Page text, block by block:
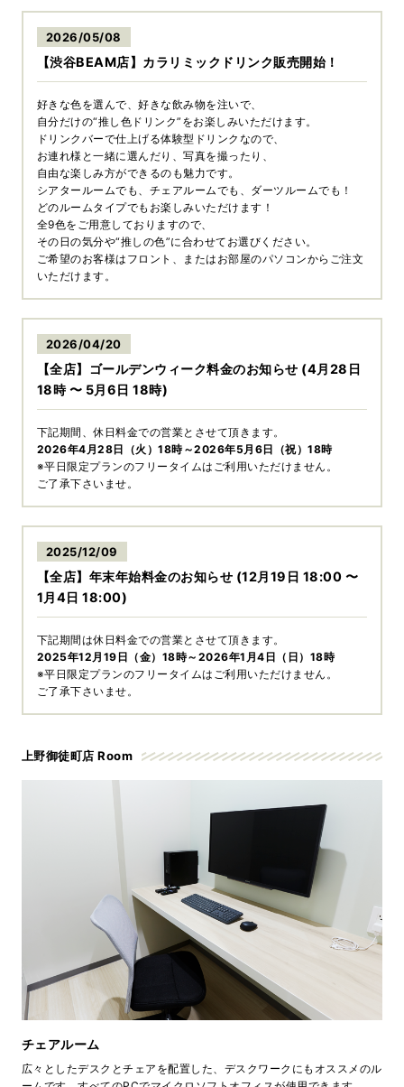
2026/05/08
【渋谷BEAM店】カラリミックドリンク販売開始！
好きな色を選んで、好きな飲み物を注いで、
自分だけの“推し色ドリンク”をお楽しみいただけます。
ドリンクバーで仕上げる体験型ドリンクなので、
お連れ様と一緒に選んだり、写真を撮ったり、
自由な楽しみ方ができるのも魅力です。
シアタールームでも、チェアルームでも、ダーツルームでも！
どのルームタイプでもお楽しみいただけます！
全9色をご用意しておりますので、
その日の気分や“推しの色”に合わせてお選びください。
ご希望のお客様はフロント、またはお部屋のパソコンからご注文
いただけます。
2026/04/20
【全店】ゴールデンウィーク料金のお知らせ (4月28日
18時 〜 5月6日 18時)
下記期間、休日料金での営業とさせて頂きます。
2026年4月28日（火）18時～2026年5月6日（祝）18時
※平日限定プランのフリータイムはご利用いただけません。
ご了承下さいませ。
2025/12/09
【全店】年末年始料金のお知らせ (12月19日 18:00 〜
1月4日 18:00)
下記期間は休日料金での営業とさせて頂きます。
2025年12月19日（金）18時～2026年1月4日（日）18時
※平日限定プランのフリータイムはご利用いただけません。
ご了承下さいませ。
上野御徒町店 Room
チェアルーム
広々としたデスクとチェアを配置した、デスクワークにもオススメのル